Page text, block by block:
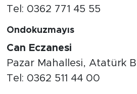
Tel: 0362 771 45 55
Ondokuzmayıs
Can Eczanesi
Pazar Mahallesi, Atatürk
Tel: 0362 511 44 00